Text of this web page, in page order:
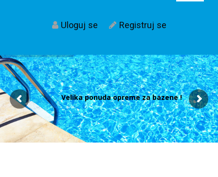
Uloguj se Registruj se
Velika ponuda opreme za bazene !